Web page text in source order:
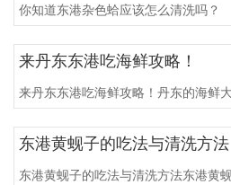
你知道东港杂色蛤应该怎么清洗吗
来丹东东港吃海鲜攻略！
来丹东东港吃海鲜攻略！丹东的海鲜
东港黄蚬子的吃法与清洗方法
东港黄蚬子的吃法与清洗方法东港黄